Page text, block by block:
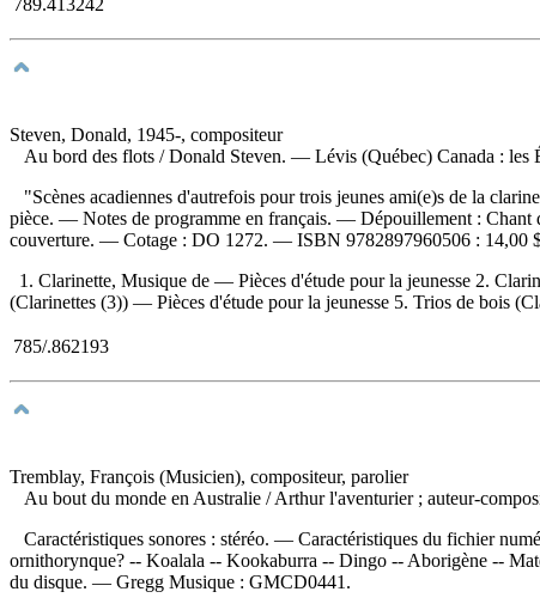
Steven, Donald, 1945-, compositeur
Au bord des flots / Donald Steven. — Lévis (Québec) Canada :
"Scènes acadiennes d'autrefois pour trois jeunes ami(e)s de la
pièce. — Notes de programme en français. — Dépouillement : Chant
couverture. — Cotage : DO 1272. — ISBN 9782897960506 : 14,00
1. Clarinette, Musique de — Pièces d'étude pour la jeunesse 2.
(Clarinettes (3)) — Pièces d'étude pour la jeunesse 5. Trios de bois
785/.862193
Tremblay, François (Musicien), compositeur, parolier
Au bout du monde en Australie / Arthur l'aventurier ; auteur-
Caractéristiques sonores : stéréo. — Caractéristiques du fichier
ornithorynque? -- Koalala -- Kookaburra -- Dingo -- Aborigène --
du disque. — Gregg Musique : GMCD0441.